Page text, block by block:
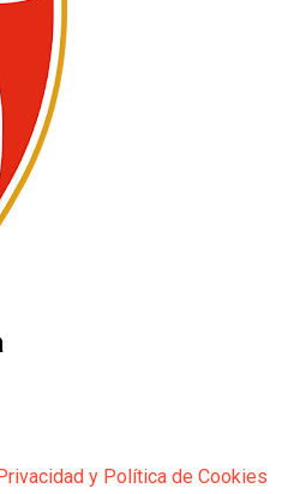
y Política de Cookies